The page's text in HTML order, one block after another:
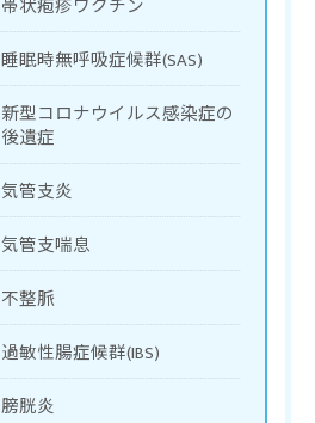
帯状疱疹ワクチン
睡眠時無呼吸症候群(SAS)
新型コロナウイルス感染症の
後遺症
気管支炎
気管支喘息
不整脈
過敏性腸症候群(IBS)
膀胱炎